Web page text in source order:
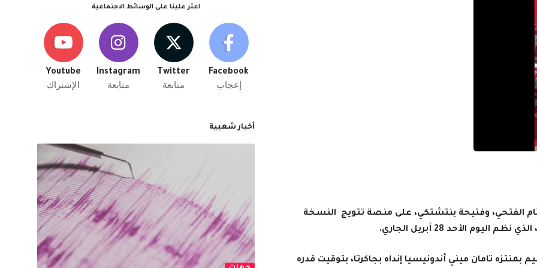
الفتحي، وفتيحة بنتشتكي، على منصة تتويج النسخة
الأحد 28 أبريل الجاري
.
تامان ميني أندونيسيا إنداه بجاكرتا، بتوقيت قدره
اعثر علينا على الوسائط الاجتماعية
Facebook
إعجاب
Twitter
متابعة
Instagram
متابعة
Youtube
الإشتراك
أخبار شعبية